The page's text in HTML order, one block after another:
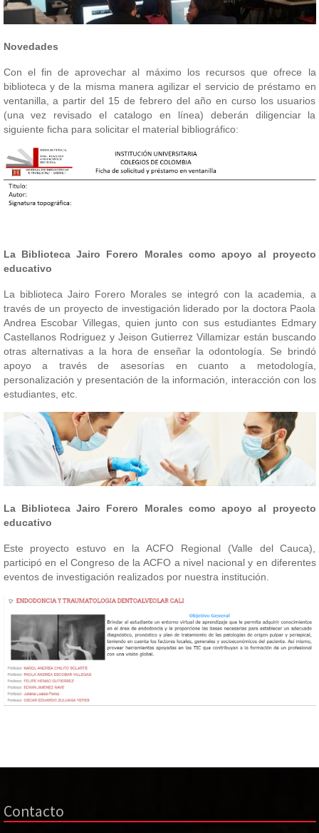
Novedades
Con el fin de aprovechar al máximo los recursos que ofrece la
biblioteca y de la misma manera agilizar el servicio de préstamo en
ventanilla, a partir del 15 de febrero del año en curso los usuarios
(una vez revisado el catalogo en línea) deberán diligenciar la
siguiente ficha para solicitar el material bibliográfico:
La Biblioteca Jairo Forero Morales como apoyo al proyecto
educativo
La biblioteca Jairo Forero Morales se integró con la academia, a
través de un proyecto de investigación liderado por la doctora Paola
Andrea Escobar Villegas, quien junto con sus estudiantes Edmary
Castellanos Rodriguez y Jeison Gutierrez Villamizar están buscando
otras alternativas a la hora de enseñar la odontología. Se brindó
apoyo a través de asesorías en cuanto a metodología,
personalización y presentación de la información, interacción con los
estudiantes, etc.
La Biblioteca Jairo Forero Morales como apoyo al proyecto
educativo
Este proyecto estuvo en la ACFO Regional (Valle del Cauca),
participó en el Congreso de la ACFO a nivel nacional y en diferentes
eventos de investigación realizados por nuestra institución.
Contacto